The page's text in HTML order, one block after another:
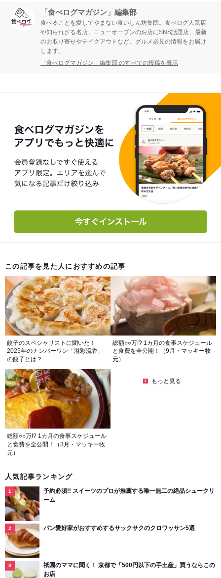
「食べログマガジン」編集部
食べることを愛してやまない食いしん坊集団。食べログ人気店
や知られざる名店、ニューオープンのお店にSNS話題店、最新
のお取り寄せやテイクアウトなど、グルメ必見の情報をお届け
します。
「食べログマガジン」編集部 のすべての投稿を表示
この記事を見た人におすすめの記事
餃子のスペシャリストに聞いた！
2025年のナンバーワン「溢彩流香」
の餃子とは？
総額○○万!? 1カ月の食事スケジュール
と食費を全公開！（9月・マッキー牧
元）
総額○○万!? 1カ月の食事スケジュール
と食費を全公開！（3月・マッキー牧
元）
もっと見る
人気記事ランキング
予約必須!! スイーツのプロが推薦する唯一無二の絶品シュークリ
ーム
パン愛好家がおすすめするサックサクのクロワッサン5選
祇園のママに聞く！ 京都で「500円以下の手土産」買うならこの
お店